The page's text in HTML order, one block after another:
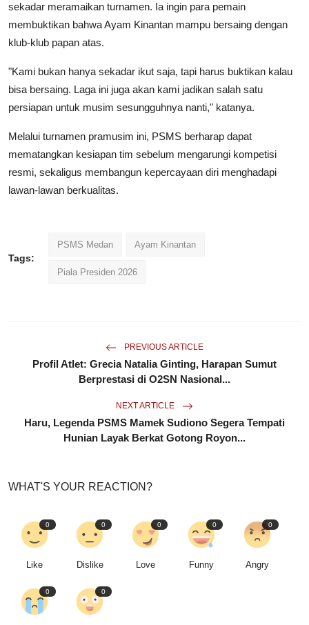
sekadar meramaikan turnamen. Ia ingin para pemain
membuktikan bahwa Ayam Kinantan mampu bersaing dengan
klub-klub papan atas.
"Kami bukan hanya sekadar ikut saja, tapi harus buktikan kalau
bisa bersaing. Laga ini juga akan kami jadikan salah satu
persiapan untuk musim sesungguhnya nanti," katanya.
Melalui turnamen pramusim ini, PSMS berharap dapat
mematangkan kesiapan tim sebelum mengarungi kompetisi
resmi, sekaligus membangun kepercayaan diri menghadapi
lawan-lawan berkualitas.
Tags:
PSMS Medan Ayam Kinantan
Piala Presiden 2026
PREVIOUS ARTICLE
Profil Atlet: Grecia Natalia Ginting, Harapan Sumut
Berprestasi di O2SN Nasional...
NEXT ARTICLE
Haru, Legenda PSMS Mamek Sudiono Segera Tempati
Hunian Layak Berkat Gotong Royon...
WHAT'S YOUR REACTION?
0
Like
0
Dislike
0
Love
0
Funny
0
Angry
0 0